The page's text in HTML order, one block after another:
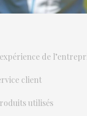
de
client
utilisés